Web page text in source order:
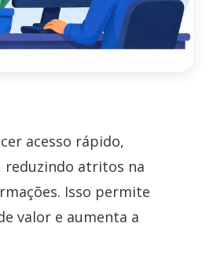
acesso rápido,
reduzindo atritos na
Isso permite
valor e aumenta a